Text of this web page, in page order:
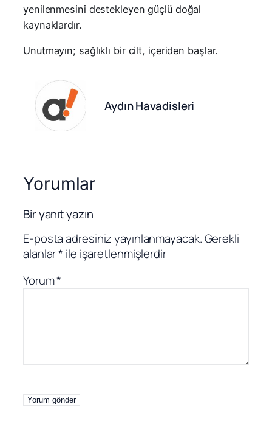
yenilenmesini destekleyen güçlü doğal
kaynaklardır.
Unutmayın; sağlıklı bir cilt, içeriden başlar.
Aydın Havadisleri
Yorumlar
Bir yanıt yazın
E-posta adresiniz yayınlanmayacak.Gerekli
alanlar* ile işaretlenmişlerdir
Yorum*